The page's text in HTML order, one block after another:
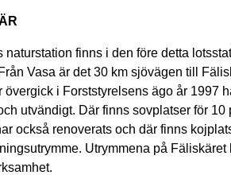
naturstation finns i den före detta
Vasa är det 30 km sjövägen till
övergick i Forststyrelsens ägo år 1997
utvändigt. Där finns sovplatser för
också renoverats och där finns
Utrymmena på